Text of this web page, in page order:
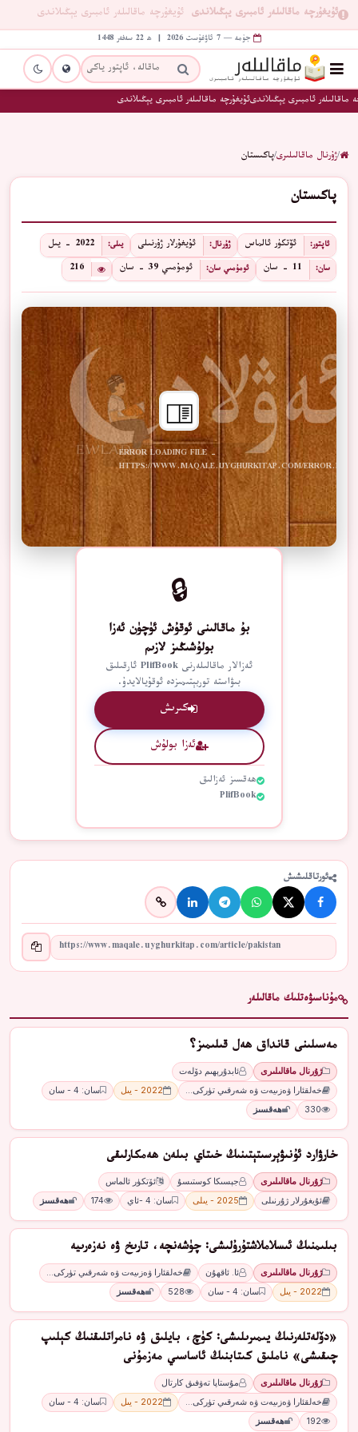
ئۇيغۇرچە ماقالىلەر ئامبىرى يېڭىلاندى ئۇيغۇرچە ماقالىلەر ئامبىرى يېڭىلاندى
جۈمە — 7 ئاۋغۇست 2026 | ھ 22 سەفەر 1448
ماقالىلەر ئامبىرى يېڭىلاندىئۇيغۇرچە ماقالىلەر ئامبىرى يېڭىلاندى
/ژۇرنال ماقالىلىرى/پاكىستان
پاكىستان
ئاپتور: ئۆتكۈر ئالماس ژۇرنال: ئۇيغۇرلار ژۇرنىلى يىلى: 2022 - يىل
سان: 11 - سان ئومۇمىي سان: ئومۇمىي 39 - سان 216
ERROR LOADING FILE -
HTTPS://WWW.MAQALE.UYGHURKITAP.COM/ERROR.PDF
🔒
بۇ ماقالىنى ئوقۇش ئۈچۈن ئەزا
بولۇشىڭىز لازىم
ئەزالار ماقالىلەرنى PlifBook ئارقىلىق
بىۋاستە توربېتىمىزدە ئوقۇيالايدۇ.
كىرىش
ئەزا بولۇش
ھەقسىز ئەزالىق
PlifBook
ئورتاقلىشىش
مۇناسىۋەتلىك ماقالىلەر
مەسىلىنى قانداق ھەل قىلىمىز؟
ژۇرنال ماقالىلىرى
ئابدۇرېھىم دۆلەت
خەلقئارا ۋەزىيەت ۋە شەرقىي تۈركى…
2022 - يىل
سان: 4 - سان
330
ھەقسىز
ﺧﺎﺭﯞﺍﺭﺩ ﺋﯘﻧﯩﯟﯦﺮﺳﯩﺘﯧﺘﯩﻨﯩﯔ ﺧﯩﺘﺎﻱ ﺑﯩﻠﻪﻥ ھەمكارلىقى
ژۇرنال ماقالىلىرى ﺟﯧﺴﯩﻜﺎ ﻛﻮﺳﺘﯩﺴﯘ
ﺋﯚﺗﻜﯜﺭ ﺋﺎﻟﻤﺎﺱ
ئۇيغۇرلار ژۇرنىلى
2025 - يىلى سان: 4 -ئاي 174 ھەقسىز
بىلىمنىڭ ئىسلاملاشتۇرۇلىشى: چۈشەنچە، تارىخ ۋە نەزەرىيە
ژۇرنال ماقالىلىرى ئا. ئاقھۇن
خەلقئارا ۋەزىيەت ۋە شەرقىي تۈركى…
2022 - يىل
سان: 4 - سان 528 ھەقسىز
«دۆلەتلەرنىڭ يىمىرىلىشى: كۈچ، بايلىق ۋە نامراتلىقنىڭ كېلىپ
چىقىشى» ناملىق كىتابنىڭ ئاساسىي مەزمۇنى
ژۇرنال ماقالىلىرى
مۇستاپا تەۋفىق كارتال
خەلقئارا ۋەزىيەت ۋە شەرقىي تۈركى…
2022 - يىل
سان: 4 - سان
192
ھەقسىز